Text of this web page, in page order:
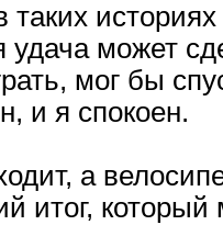
таких
удача может
мог бы
и я спокоен.
а
итог,